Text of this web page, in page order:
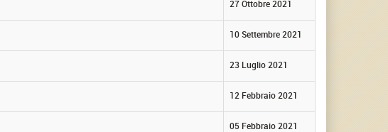
27 Ottobre 2021
10 Settembre 2021
23 Luglio 2021
12 Febbraio 2021
05 Febbraio 2021